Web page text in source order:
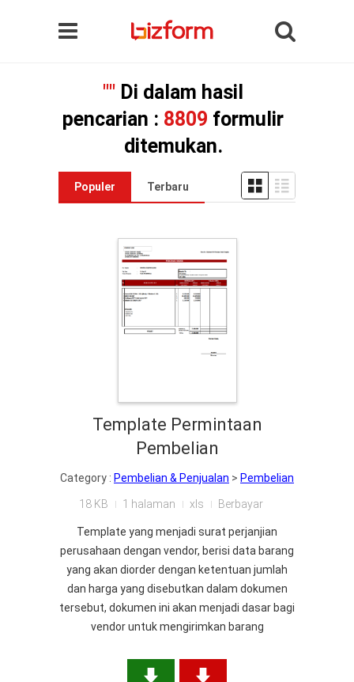
"" Di dalam hasil
pencarian : 8809 formulir
ditemukan.
Populer Terbaru
Template Permintaan
Pembelian
Category : Pembelian & Penjualan > Pembelian
18 KB 1 halaman xls Berbayar
Template yang menjadi surat perjanjian
perusahaan dengan vendor, berisi data barang
yang akan diorder dengan ketentuan jumlah
dan harga yang disebutkan dalam dokumen
tersebut, dokumen ini akan menjadi dasar bagi
vendor untuk mengirimkan barang